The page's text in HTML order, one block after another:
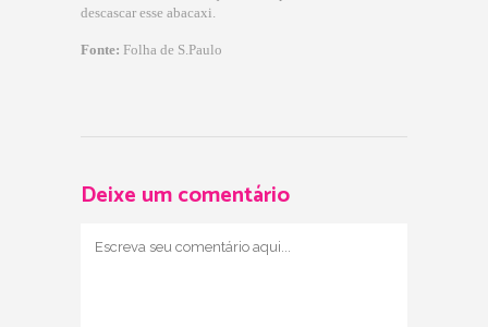
descascar esse abacaxi.
Fonte: Folha de S.Paulo
Deixe um comentário